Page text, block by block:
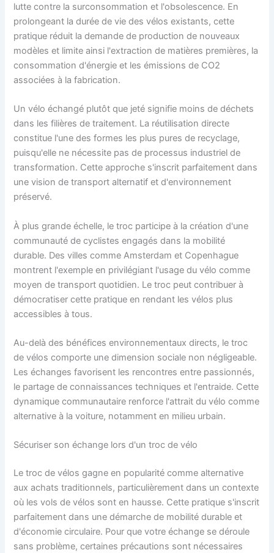
lutte contre la surconsommation et l'obsolescence. En
prolongeant la durée de vie des vélos existants, cette
pratique réduit la demande de production de nouveaux
modèles et limite ainsi l'extraction de matières premières, la
consommation d'énergie et les émissions de CO2
associées à la fabrication.
Un vélo échangé plutôt que jeté signifie moins de déchets
dans les filières de traitement. La réutilisation directe
constitue l'une des formes les plus pures de recyclage,
puisqu'elle ne nécessite pas de processus industriel de
transformation. Cette approche s'inscrit parfaitement dans
une vision de transport alternatif et d'environnement
préservé.
À plus grande échelle, le troc participe à la création d'une
communauté de cyclistes engagés dans la mobilité
durable. Des villes comme Amsterdam et Copenhague
montrent l'exemple en privilégiant l'usage du vélo comme
moyen de transport quotidien. Le troc peut contribuer à
démocratiser cette pratique en rendant les vélos plus
accessibles à tous.
Au-delà des bénéfices environnementaux directs, le troc
de vélos comporte une dimension sociale non négligeable.
Les échanges favorisent les rencontres entre passionnés,
le partage de connaissances techniques et l'entraide. Cette
dynamique communautaire renforce l'attrait du vélo comme
alternative à la voiture, notamment en milieu urbain.
Sécuriser son échange lors d'un troc de vélo
Le troc de vélos gagne en popularité comme alternative
aux achats traditionnels, particulièrement dans un contexte
où les vols de vélos sont en hausse. Cette pratique s'inscrit
parfaitement dans une démarche de mobilité durable et
d'économie circulaire. Pour que votre échange se déroule
sans problème, certaines précautions sont nécessaires